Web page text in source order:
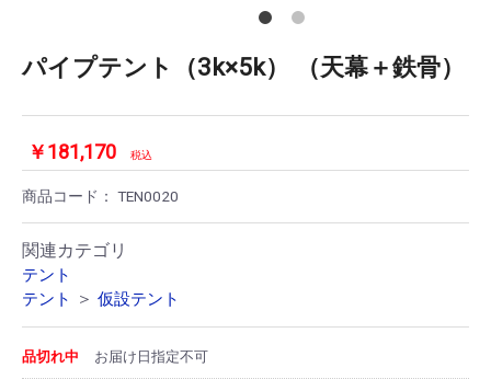
パイプテント（3k×5k） （天幕＋鉄骨）
￥181,170 税込
商品コード： TEN0020
関連カテゴリ
テント
テント
＞ 仮設テント
品切れ中 お届け日指定不可